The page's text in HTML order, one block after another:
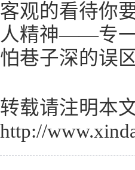
客观的看待你
人精神——专
怕巷子深的误区
转载请注明本
http://